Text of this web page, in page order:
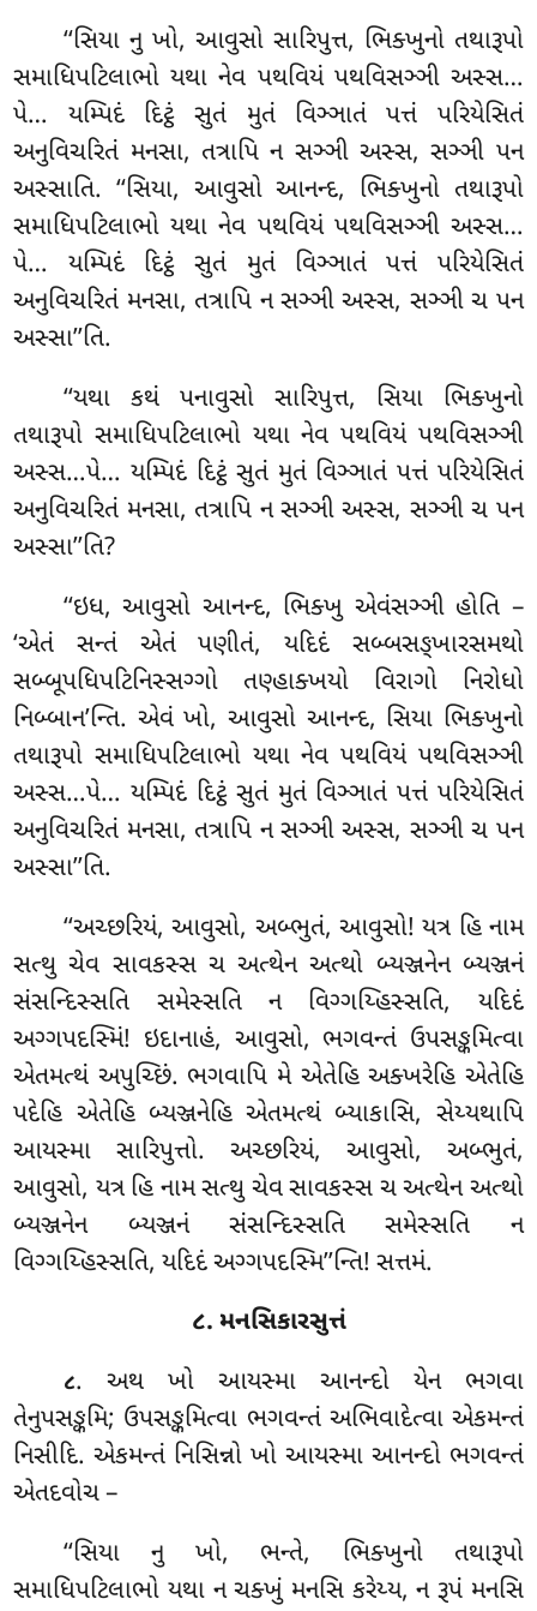
‘‘સિયા નુ ખો, આવુસો સારિપુત્ત, ભિક્ખુનો તથારૂપો
સમાધિપટિલાભો યથા નેવ પથવિયં પથવિસઞ્ઞી અસ્સ…
પે… યમ્પિદં દિટ્ઠં સુતં મુતં વિઞ્ઞાતં પત્તં પરિયેસિતં
અનુવિચરિતં મનસા, તત્રાપિ ન સઞ્ઞી અસ્સ, સઞ્ઞી પન
અસ્સાતિ. ‘‘સિયા, આવુસો આનન્દ, ભિક્ખુનો તથારૂપો
સમાધિપટિલાભો યથા નેવ પથવિયં પથવિસઞ્ઞી અસ્સ…
પે… યમ્પિદં દિટ્ઠં સુતં મુતં વિઞ્ઞાતં પત્તં પરિયેસિતં
અનુવિચરિતં મનસા, તત્રાપિ ન સઞ્ઞી અસ્સ, સઞ્ઞી ચ પન
અસ્સા’’તિ.
‘‘યથા કથં પનાવુસો સારિપુત્ત, સિયા ભિક્ખુનો
તથારૂપો સમાધિપટિલાભો યથા નેવ પથવિયં પથવિસઞ્ઞી
અસ્સ…પે… યમ્પિદં દિટ્ઠં સુતં મુતં વિઞ્ઞાતં પત્તં પરિયેસિતં
અનુવિચરિતં મનસા, તત્રાપિ ન સઞ્ઞી અસ્સ, સઞ્ઞી ચ પન
અસ્સા’’તિ?
‘‘ઇધ, આવુસો આનન્દ, ભિક્ખુ એવંસઞ્ઞી હોતિ –
‘એતં સન્તં એતં પણીતં, યદિદં સબ્બસઙ્ખારસમથો
સબ્બૂપધિપટિનિસ્સગ્ગો તણ્હાક્ખયો વિરાગો નિરોધો
નિબ્બાન’ન્તિ. એવં ખો, આવુસો આનન્દ, સિયા ભિક્ખુનો
તથારૂપો સમાધિપટિલાભો યથા નેવ પથવિયં પથવિસઞ્ઞી
અસ્સ…પે… યમ્પિદં દિટ્ઠં સુતં મુતં વિઞ્ઞાતં પત્તં પરિયેસિતં
અનુવિચરિતં મનસા, તત્રાપિ ન સઞ્ઞી અસ્સ, સઞ્ઞી ચ પન
અસ્સા’’તિ.
‘‘અચ્છરિયં, આવુસો, અબ્ભુતં, આવુસો! યત્ર હિ નામ
સત્થુ ચેવ સાવકસ્સ ચ અત્થેન અત્થો બ્યઞ્જનેન બ્યઞ્જનં
સંસન્દિસ્સતિ સમેસ્સતિ ન વિગ્ગય્હિસ્સતિ, યદિદં
અગ્ગપદસ્મિં! ઇદાનાહં, આવુસો, ભગવન્તં ઉપસઙ્કમિત્વા
એતમત્થં અપુચ્છિં. ભગવાપિ મે એતેહિ અક્ખરેહિ એતેહિ
પદેહિ એતેહિ બ્યઞ્જનેહિ એતમત્થં બ્યાકાસિ, સેય્યથાપિ
આયસ્મા સારિપુત્તો. અચ્છરિયં, આવુસો, અબ્ભુતં,
આવુસો, યત્ર હિ નામ સત્થુ ચેવ સાવકસ્સ ચ અત્થેન અત્થો
બ્યઞ્જનેન બ્યઞ્જનં સંસન્દિસ્સતિ સમેસ્સતિ ન
વિગ્ગય્હિસ્સતિ, યદિદં અગ્ગપદસ્મિ’’ન્તિ! સત્તમં.
૮. મનસિકારસુત્તં
૮. અથ ખો આયસ્મા આનન્દો યેન ભગવા
તેનુપસઙ્કમિ; ઉપસઙ્કમિત્વા ભગવન્તં અભિવાદેત્વા એકમન્તં
નિસીદિ. એકમન્તં નિસિન્નો ખો આયસ્મા આનન્દો ભગવન્તં
એતદવોચ –
‘‘સિયાનુ ખો, ભન્તે, ભિક્ખુનો તથારૂપો
સમાધિપટિલાભો યથા ન ચક્ખું મનસિ કરેય્ય, ન રૂપં મનસિ